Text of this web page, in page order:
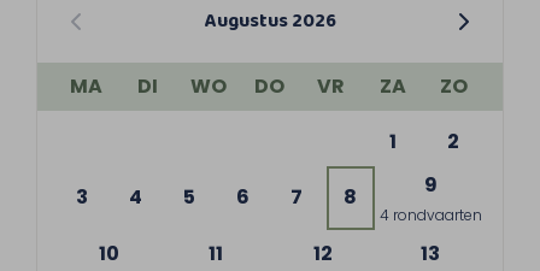
Augustus 2026
MA DI WO DO VR ZA
ZO
1
2
3 4 5 6 7 8 9
4 rondvaarten
10 11 12 13